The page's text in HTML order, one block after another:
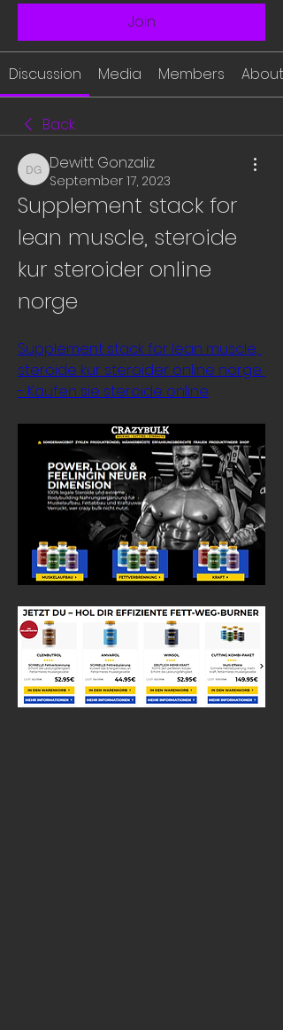
Join
Discussion Media Members About
Back
Dewitt Gonzaliz
Dewitt Gonzaliz
September 17, 2023
Supplement stack for
lean muscle, steroide
kur steroider online
norge
Supplement stack for lean muscle,
steroide kur steroider online norge
- Kaufen sie steroide online